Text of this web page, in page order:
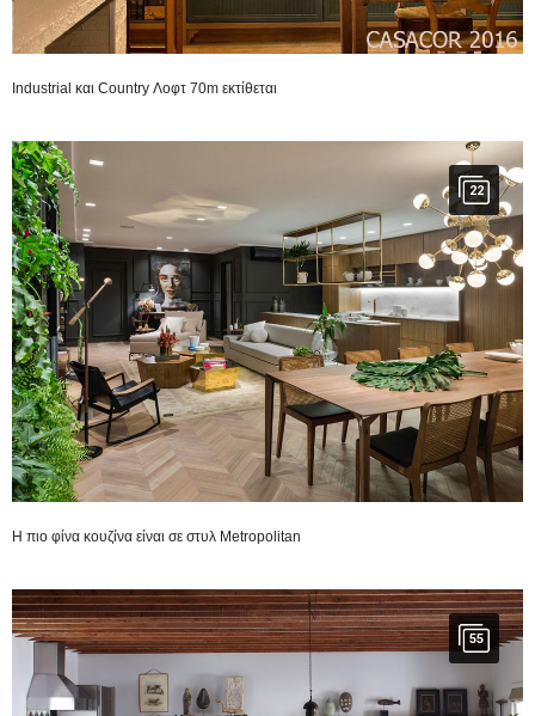
Industrial και Country Λοφτ 70m εκτίθεται
22
H πιο φίνα κουζίνα είναι σε στυλ Metropolitan
55